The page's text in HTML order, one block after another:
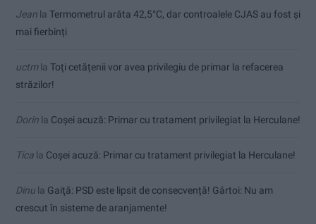
Jean la Termometrul arăta 42,5°C, dar controalele CJAS au fost și
mai fierbinți
uctmla Toți cetățenii vor avea privilegiu de primar la refacerea
străzilor!
Dorin la Coșei acuză: Primar cu tratament privilegiat la Herculane!
Tica la Coșei acuză: Primar cu tratament privilegiat la Herculane!
Dinu la Gaiţă: PSD este lipsit de consecvență! Gârtoi: Nu am
crescut în sisteme de aranjamente!